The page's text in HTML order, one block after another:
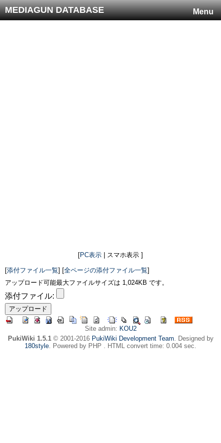
Menu
MEDIAGUN DATABASE
[PC表示 | スマホ表示 ]
[添付ファイル一覧] [全ページの添付ファイル一覧]
アップロード可能最大ファイルサイズは 1,024KB です。
添付ファイル:
Site admin: KOU2
PukiWiki 1.5.1© 2001-2016 PukiWiki Development Team. Designed by
180style. Powered by PHP . HTML convert time: 0.004 sec.